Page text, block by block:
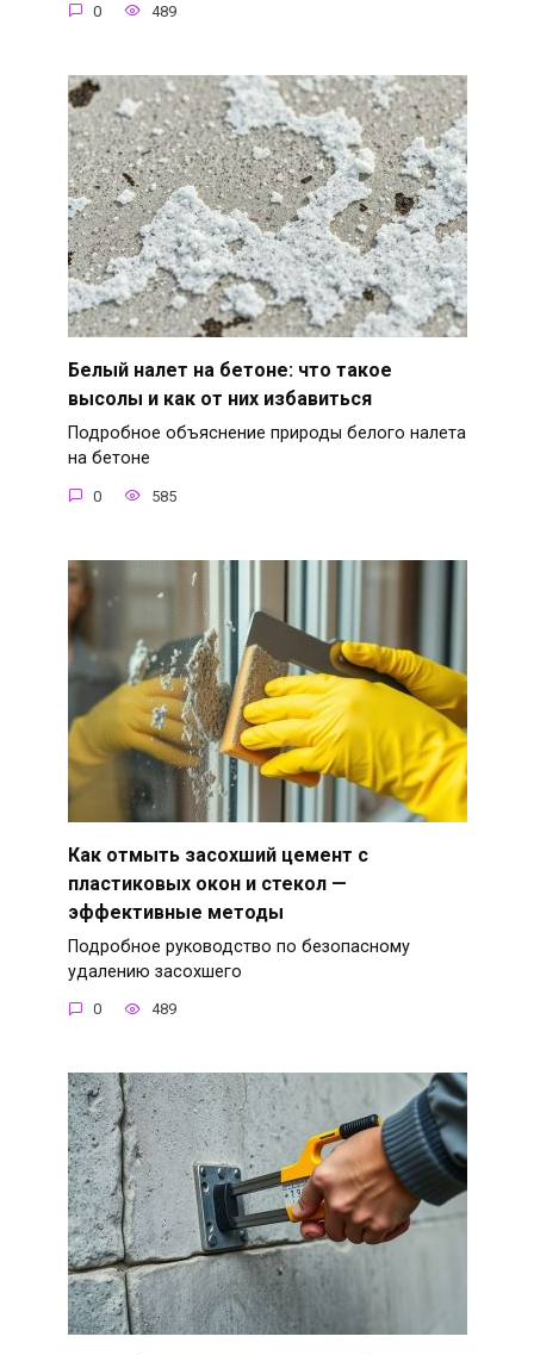
0 489
Белый налет на бетоне: что такое
высолы и как от них избавиться
Подробное объяснение природы белого налета
на бетоне
0 585
Как отмыть засохший цемент с
пластиковых окон и стекол —
эффективные методы
Подробное руководство по безопасному
удалению засохшего
0 489